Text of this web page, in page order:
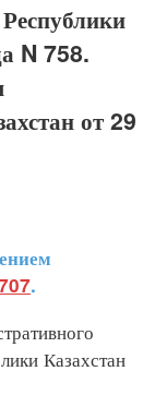
N 758.
от 29
.
Казахстан